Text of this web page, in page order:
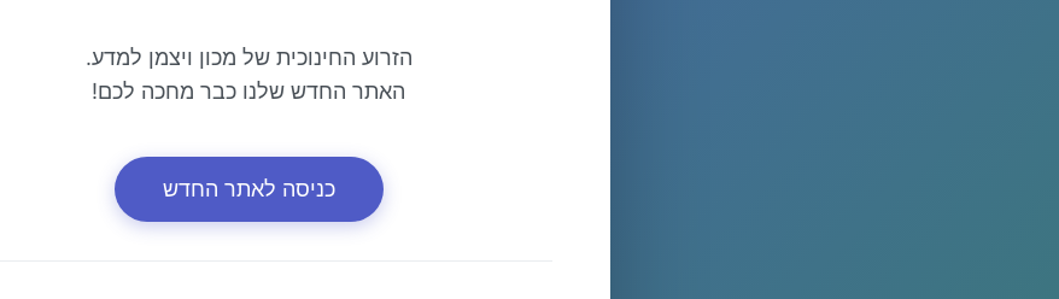
הזרוע החינוכית של מכון ויצמן למדע.
האתר החדש שלנו כבר מחכה לכם!
כניסה לאתר החדש